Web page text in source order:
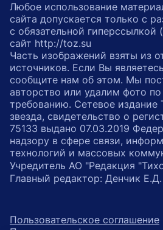
Любое использование
сайта допускается только с
с обязательной гиперссылкой
сайт http://toz.su
Часть изображений взяты из
источников. Если Вы
сообщите нам об этом. Мы
авторство или удалим фото
требованию. Сетевое издание
звезда, свидетельство о
75133 выдано 07.03.2019
надзору в сфере связи,
технологий и массовых
Учредитель АО "Редакция
Главный редактор: Денчик Е.Д.
Пользовательское соглашение